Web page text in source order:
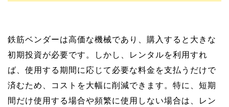
鉄筋ベンダーは高価な機械であり、購入すると大きな
初期投資が必要です。しかし、レンタルを利用すれ
ば、使用する期間に応じて必要な料金を支払うだけで
済むため、コストを大幅に削減できます。特に、短期
間だけ使用する場合や頻繁に使用しない場合は、レン